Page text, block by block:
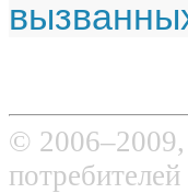
© 2006–2009,